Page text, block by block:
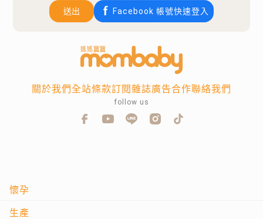
送出
Facebook 帳號快速登入
懷孕
生產
關於我們全站條款訂閱雜誌廣告合作聯絡我們
follow us